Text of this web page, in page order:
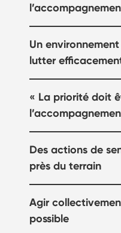
Un
lutter
« La priorité doit
Des actions de
près du terrain
Agir
possible